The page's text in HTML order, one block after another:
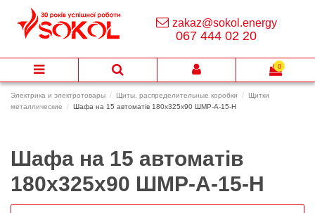
Электрика и электротовары Щиты, распределительные коробки
Щитки
металлические
Шафа на 15 автоматів 180х325х90 ШМР-А-15-Н
Шафа на 15 автоматів
180х325х90 ШМР-А-15-Н
zakaz@sokol.energy
067 444 02 20
0